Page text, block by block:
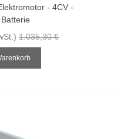
- 4CV -
1.035,30 €